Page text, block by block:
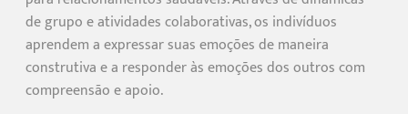
de grupo e atividades colaborativas, os indivíduos
aprendem a expressar suas emoções de maneira
construtiva e a responder às emoções dos outros com
compreensão e apoio.